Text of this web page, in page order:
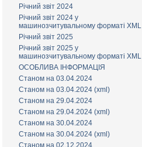
Річний звіт 2024
Річний звіт 2024 у
машинозчитувальному форматі XML
Річний звіт 2025
Річний звіт 2025 у
машинозчитувальному форматі XML
ОСОБЛИВА ІНФОРМАЦІЯ
Станом на 03.04.2024
Станом на 03.04.2024 (xml)
Станом на 29.04.2024
Станом на 29.04.2024 (xml)
Станом на 30.04.2024
Станом на 30.04.2024 (xml)
Станом на 02.12.2024